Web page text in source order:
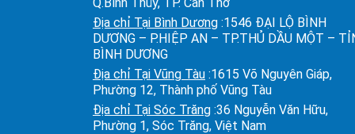
Địa chỉ Tại Bình Dương :1546 ĐẠI LỘ BÌNH
DƯƠNG – P.HIỆP AN – TP.THỦ DẦU MỘT –
BÌNH DƯƠNG
Địa chỉ Tại Vũng Tàu :1615 Võ Nguyên Giáp,
Phường 12, Thành phố Vũng Tàu
Địa chỉ Tại Sóc Trăng :36 Nguyễn Văn Hữu,
Phường 1, Sóc Trăng, Việt Nam